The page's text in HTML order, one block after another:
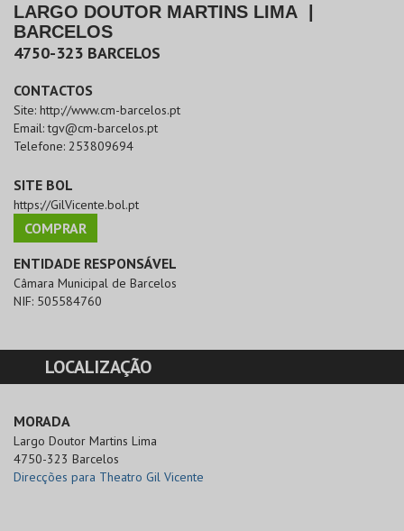
LARGO DOUTOR MARTINS LIMA |
BARCELOS
4750-323 BARCELOS
CONTACTOS
Site: http://www.cm-barcelos.pt
Email:tgv@cm-barcelos.pt
Telefone: 253809694
SITE BOL
https://GilVicente.bol.pt
COMPRAR
ENTIDADE RESPONSÁVEL
Câmara Municipal de Barcelos
NIF: 505584760
LOCALIZAÇÃO
MORADA
Largo Doutor Martins Lima
4750-323 Barcelos
Direcções para Theatro Gil Vicente